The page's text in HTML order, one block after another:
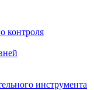
контроля
инструмента